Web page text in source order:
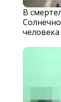
В
человека